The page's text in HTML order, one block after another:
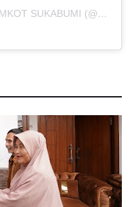
Sebuah kiriman dibagikan oleh PEMKOT SUKABUMI (@pemkotsukabumi_)